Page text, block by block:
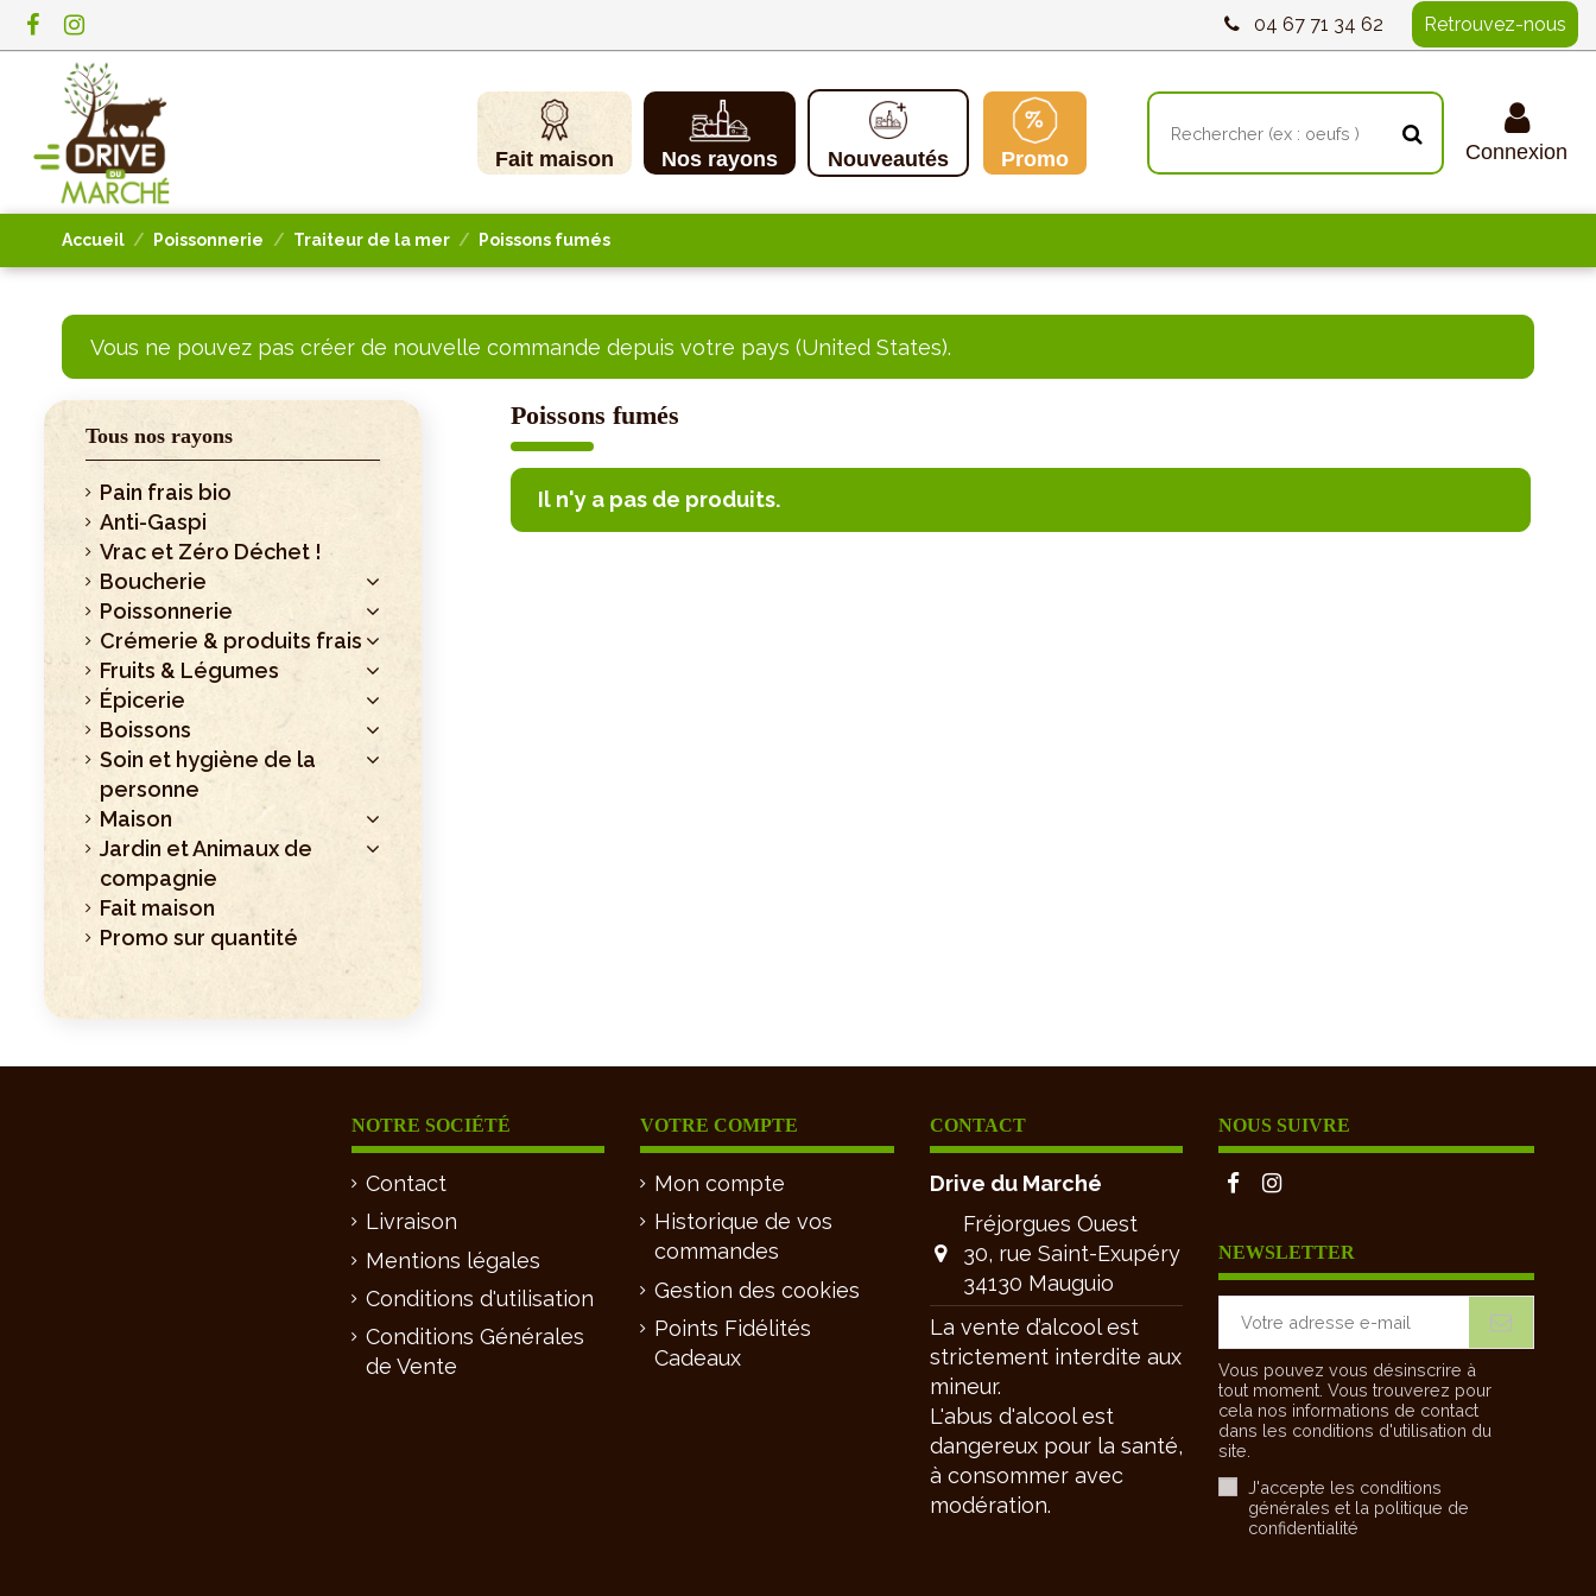
04 67 71 34 62 Retrouvez-nous
Fait maison Nos rayons Nouveautés Promo Connexion
Accueil Poissonnerie Traiteur de la mer Poissons fumés
Vous ne pouvez pas créer de nouvelle commande depuis votre pays (United States).
Poissons fumés
Il n'y a pas de produits.
Tous nos rayons
Pain frais bio
Anti-Gaspi
Vrac et Zéro Déchet !
Boucherie
Poissonnerie
Crémerie & produits frais
Fruits & Légumes
Épicerie
Boissons
Soin et hygiène de la
personne
Maison
Jardin et Animaux de
compagnie
Fait maison
Promo sur quantité
NOTRE SOCIÉTÉ
Contact
Livraison
Mentions légales
Conditions d'utilisation
Conditions Générales
de Vente
VOTRE COMPTE
Mon compte
Historique de vos
commandes
Gestion des cookies
Points Fidélités
Cadeaux
CONTACT
Drive du Marché
Fréjorgues Ouest
30, rue Saint-Exupéry
34130 Mauguio
La vente d’alcool est
strictement interdite aux
mineur.
L'abus d'alcool est
dangereux pour la santé,
à consommer avec
modération.
NOUS SUIVRE
NEWSLETTER
Vous pouvez vous désinscrire à
tout moment. Vous trouverez pour
cela nos informations de contact
dans les conditions d'utilisation du
site.
J'accepte les conditions
générales et la politique de
confidentialité